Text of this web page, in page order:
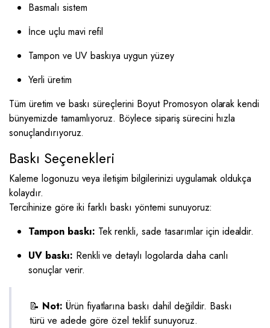
Basmalı sistem
İnce uçlu mavi refil
Tampon ve UV baskıya uygun yüzey
Yerli üretim
Tüm üretim ve baskı süreçlerini Boyut Promosyon olarak kendi
bünyemizde tamamlıyoruz. Böylece sipariş sürecini hızla
sonuçlandırıyoruz.
Baskı Seçenekleri
Kaleme logonuzu veya iletişim bilgilerinizi uygulamak oldukça
kolaydır.
Tercihinize göre iki farklı baskı yöntemi sunuyoruz:
Tampon baskı: Tek renkli, sade tasarımlar için idealdir.
UV baskı: Renkli ve detaylı logolarda daha canlı
sonuçlar verir.
📝 Not: Ürün fiyatlarına baskı dahil değildir. Baskı
türü ve adede göre özel teklif sunuyoruz.